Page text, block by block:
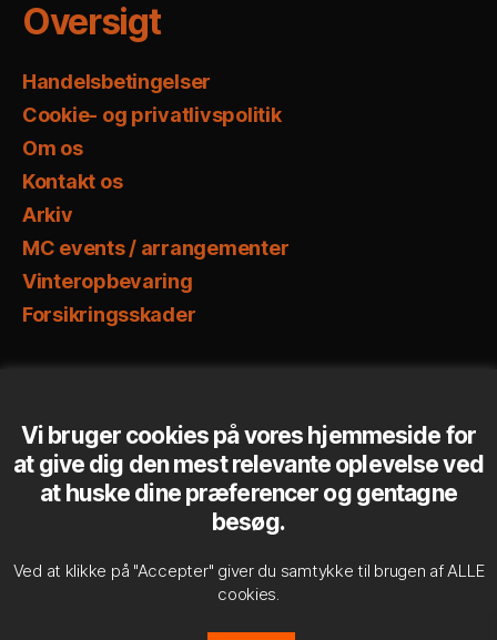
Oversigt
Handelsbetingelser
Cookie- og privatlivspolitik
Om os
Kontakt os
Arkiv
MC events / arrangementer
Vinteropbevaring
Forsikringsskader
Lørdagsåbent
Dækskifte
Nyhedsbrev
Vi bruger cookies på vores hjemmeside for
at give dig den mest relevante oplevelse ved
at huske dine præferencer og gentagne
besøg.
Ved at klikke på "Accepter" giver du samtykke til brugen af ​​ALLE
cookies.